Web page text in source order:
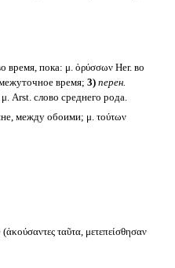
время, пока: μ. ὀρύσσων Her. во
время; 3) перен.
μ. Arst. слово среднего рода.
между обоими; μ. τούτων
ταῦτα, μετεπείσθησαν